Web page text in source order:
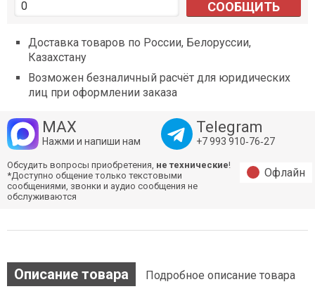
СООБЩИТЬ
Доставка товаров по России, Белоруссии,
Казахстану
Возможен безналичный расчёт для юридических
лиц при оформлении заказа
MAX
Нажми и напиши нам
Telegram
+7 993 910‑76‑27
Обсудить вопросы приобретения, не технические!
*Доступно общение только текстовыми
сообщениями, звонки и аудио сообщения не
обслуживаются
Офлайн
Описание товара Подробное описание товара